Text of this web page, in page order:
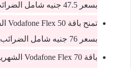
بسعر 47.5 جنيه شامل الضرائب في مصر.
بسعر 76 جنيه شامل الضرائب في مصر.